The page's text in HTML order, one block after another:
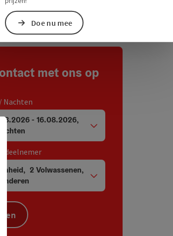
Doe nu mee
met ons op
Nachten
aankomst en vertrek
- 16.08.2026,
en persoonsvelden
Eenheid, 2 Volwassenen,
Kinderen
- menu openen